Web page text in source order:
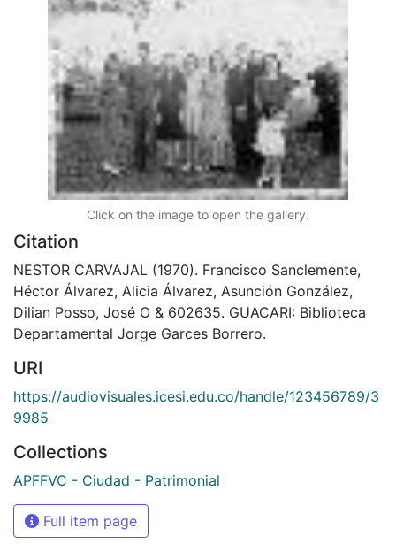
Click on the image to open the gallery.
Citation
NESTOR CARVAJAL (1970). Francisco Sanclemente,
Héctor Álvarez, Alicia Álvarez, Asunción González,
Dilian Posso, José O & 602635. GUACARI: Biblioteca
Departamental Jorge Garces Borrero.
URI
https://audiovisuales.icesi.edu.co/handle/123456789/3
9985
Collections
APFFVC - Ciudad - Patrimonial
Full item page